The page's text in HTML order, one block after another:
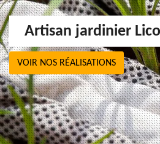
Artisan jardinier
VOIR NOS RÉALISATIONS